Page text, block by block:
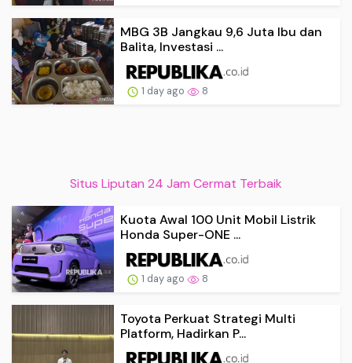
MBG 3B Jangkau 9,6 Juta Ibu dan
Balita, Investasi ...
1 day ago 8
Situs Liputan 24 Jam Cermat Terbaik
Kuota Awal 100 Unit Mobil Listrik
Honda Super-ONE ...
1 day ago 8
Toyota Perkuat Strategi Multi
Platform, Hadirkan P...